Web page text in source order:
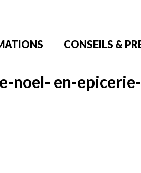
CONSEILS &
noel- en-